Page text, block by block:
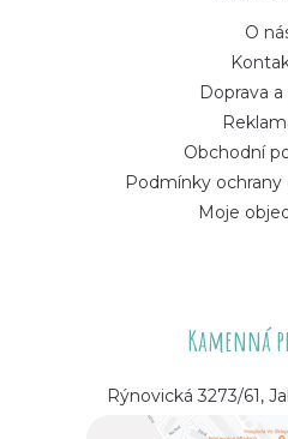
O
Doprava
Obchodní
Podmínky ochrany
Moje
Kamenná
Rýnovická 3273/61,